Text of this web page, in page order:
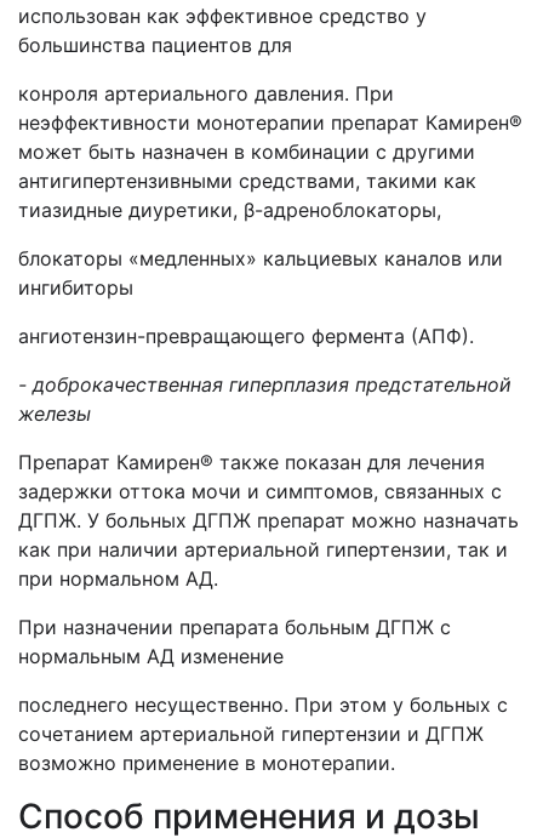
использован как эффективное средство у
большинства пациентов для
конроля артериального давления. При
неэффективности монотерапии препарат Камирен®
может быть назначен в комбинации с другими
антигипертензивными средствами, такими как
тиазидные диуретики, β-адреноблокаторы,
блокаторы «медленных» кальциевых каналов или
ингибиторы
ангиотензин-превращающего фермента (АПФ).
- доброкачественная гиперплазия предстательной
железы
Препарат Камирен® также показан для лечения
задержки оттока мочи и симптомов, связанных с
ДГПЖ. У больных ДГПЖ препарат можно назначать
как при наличии артериальной гипертензии, так и
при нормальном АД.
При назначении препарата больным ДГПЖ с
нормальным АД изменение
последнего несущественно. При этом у больных с
сочетанием артериальной гипертензии и ДГПЖ
возможно применение в монотерапии.
Способ применения и дозы